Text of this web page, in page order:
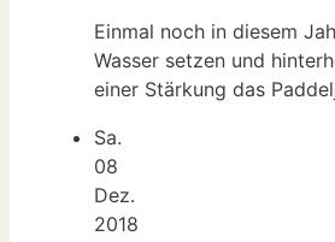
Einmal noch in diesem
Wasser setzen und
einer Stärkung das
Sa.
08
Dez.
2018